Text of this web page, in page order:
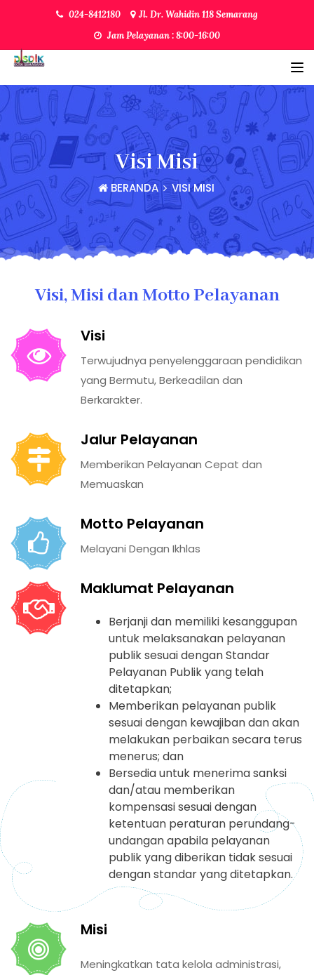
024-8412180
Jl. Dr. Wahidin 118 Semarang
Jam Pelayanan : 8:00-16:00
Visi Misi
BERANDA VISI MISI
Visi, Misi dan Motto Pelayanan
Visi
Terwujudnya penyelenggaraan pendidikan
yang Bermutu, Berkeadilan dan
Berkarakter.
Jalur Pelayanan
Memberikan Pelayanan Cepat dan
Memuaskan
Motto Pelayanan
Melayani Dengan Ikhlas
Maklumat Pelayanan
Berjanji dan memiliki kesanggupan
untuk melaksanakan pelayanan
publik sesuai dengan Standar
Pelayanan Publik yang telah
ditetapkan;
Memberikan pelayanan publik
sesuai dengan kewajiban dan akan
melakukan perbaikan secara terus
menerus; dan
Bersedia untuk menerima sanksi
dan/atau memberikan
kompensasi sesuai dengan
ketentuan peraturan perundang-
undangan apabila pelayanan
publik yang diberikan tidak sesuai
dengan standar yang ditetapkan.
Misi
Meningkatkan tata kelola administrasi,